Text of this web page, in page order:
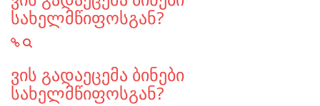
სახელმწიფოსგან?
ვის გადაეცემა ბინები
სახელმწიფოსგან?